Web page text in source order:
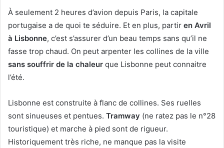
À seulement 2 heures d’avion depuis Paris, la capitale
portugaise a de quoi te séduire. Et en plus, partir en Avril
à Lisbonne, c’est s’assurer d’un beau temps sans qu’il ne
fasse trop chaud. On peut arpenter les collines de la ville
sans souffrir de la chaleur que Lisbonne peut connaitre
l’été.
Lisbonne est construite à flanc de collines. Ses ruelles
sont sinueuses et pentues. Tramway (ne ratez pas le n°28
touristique) et marche à pied sont de rigueur.
Historiquement très riche, ne manque pas la visite